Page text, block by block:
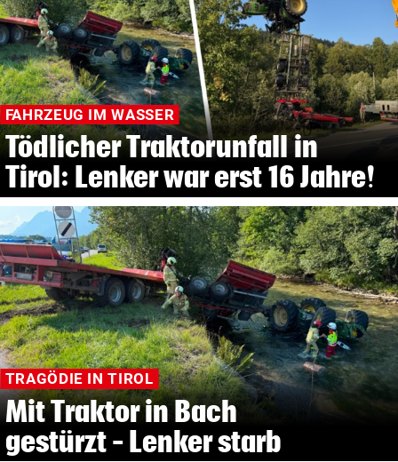
FAHRZEUG IM WASSER
Tödlicher Traktorunfall in
Tirol: Lenker war erst 16 Jahre!
TRAGÖDIE IN TIROL
Mit Traktor in Bach
gestürzt – Lenker starb